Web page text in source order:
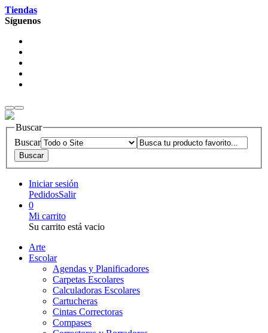
Tiendas
Síguenos
Buscar
Buscar
Iniciar sesión
PedidosSalir
0
Mi carrito
Su carrito está vacio
Arte
Escolar
Agendas y Planificadores
Carpetas Escolares
Calculadoras Escolares
Cartucheras
Cintas Correctoras
Compases